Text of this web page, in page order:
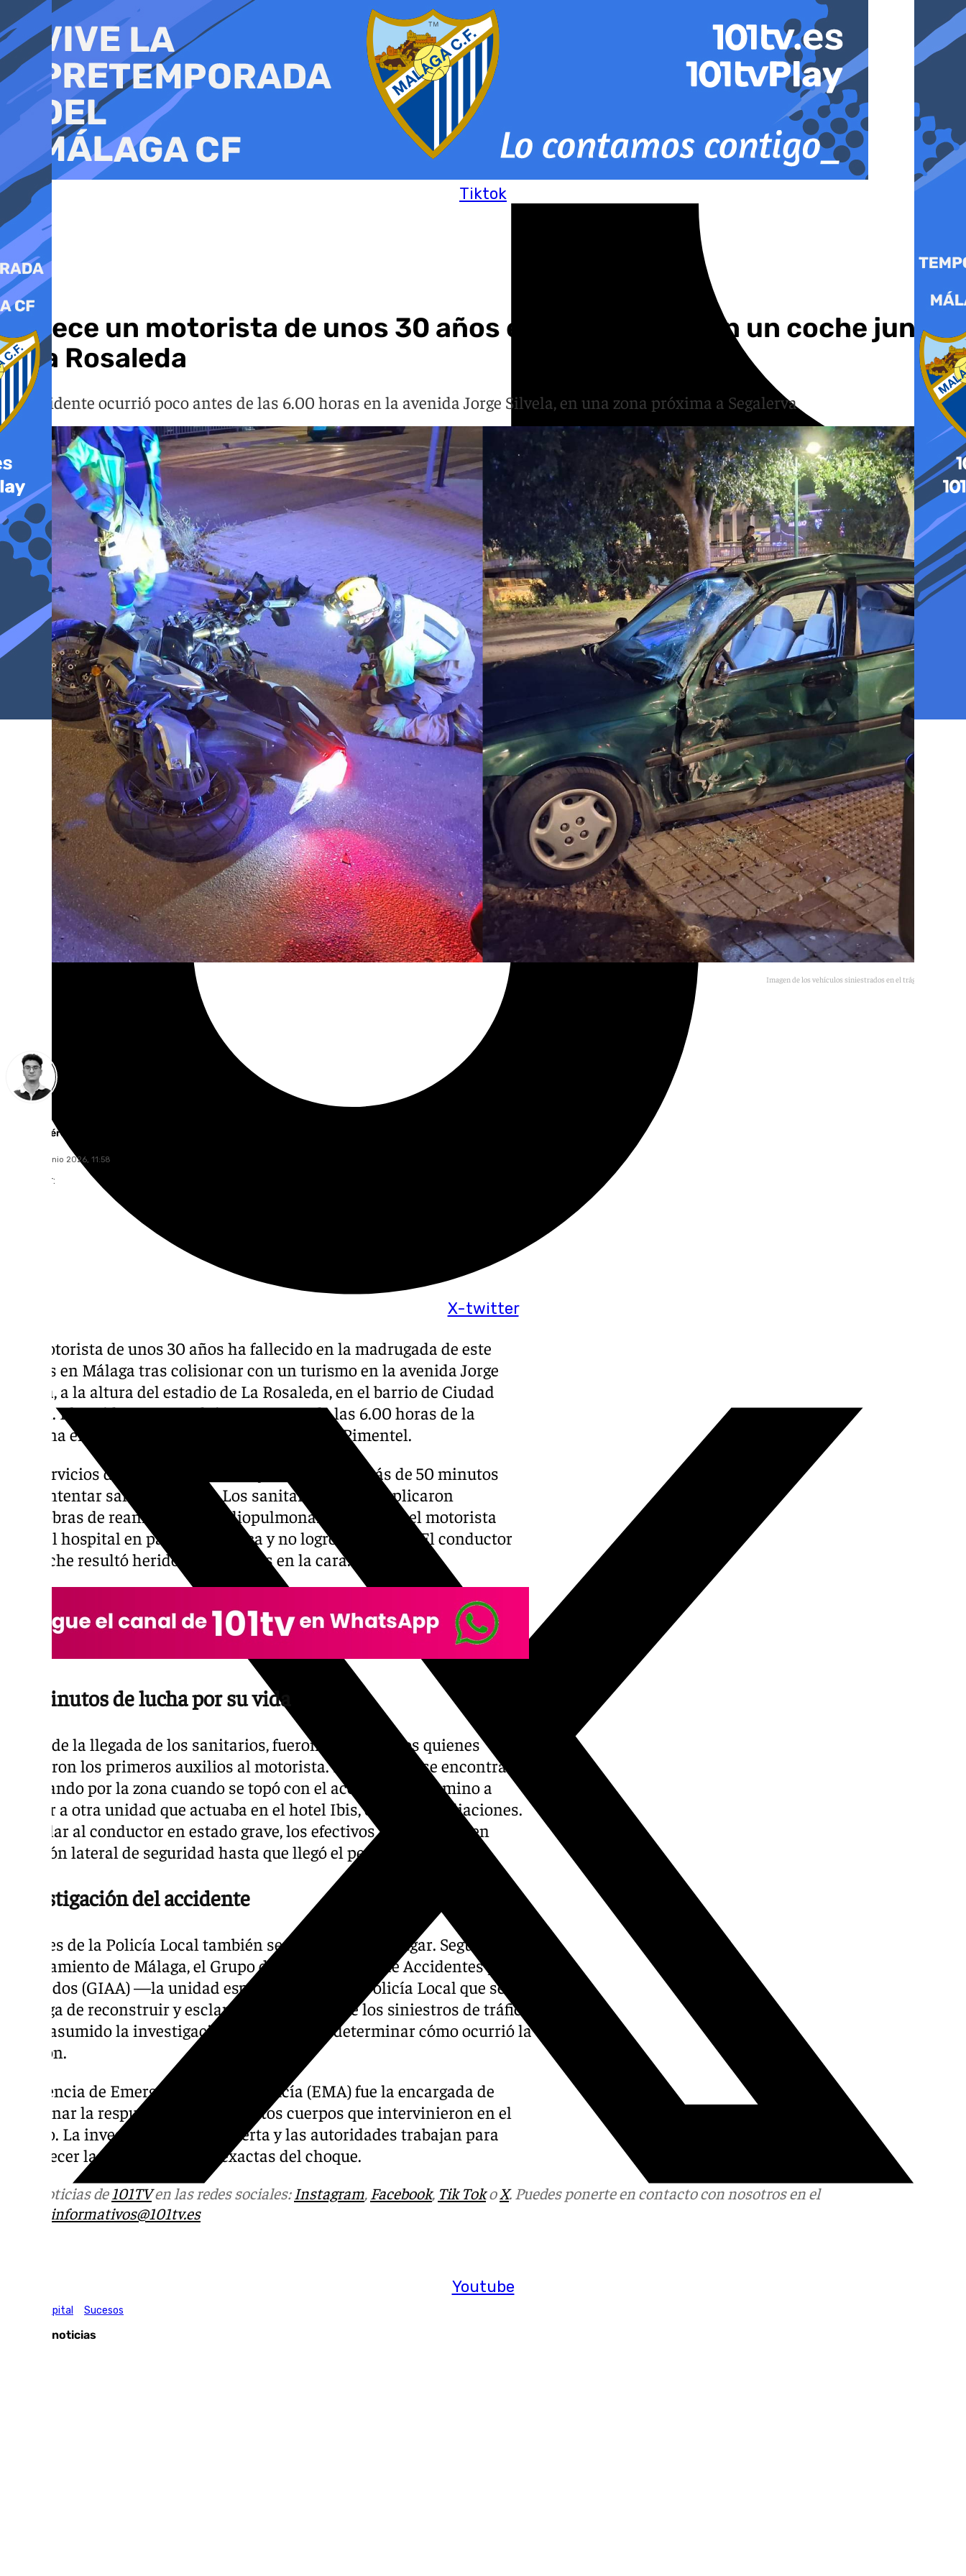
al
contenido
Tiktok
X-twitter
Youtube
Sucesos
Fallece un motorista de unos 30 años en un choque con un coche junto
a La Rosaleda
El accidente ocurrió poco antes de las 6.00 horas en la avenida Jorge Silvela, en una zona próxima a Segalerva
Imagen de los vehículos siniestrados en el trágico accidente.
Ignacio Pérez
martes, 2 junio 2026, 11:58
Compartir:
Un motorista de unos 30 años ha fallecido en la madrugada de este
martes en Málaga tras colisionar con un turismo en la avenida Jorge
Silvela, a la altura del estadio de La Rosaleda, en el barrio de Ciudad
Jardín. El accidente se produjo poco antes de las 6.00 horas de la
mañana en el cruce con la calle Fray Domingo Pimentel.
Los servicios de emergencias trabajaron durante más de 50 minutos
para intentar salvarle la vida. Los sanitarios del 061 aplicaron
maniobras de reanimación cardiopulmonar (RCP), pero el motorista
llegó al hospital en parada cardíaca y no logró sobrevivir. El conductor
del coche resultó herido con lesiones en la cara.
50 minutos de lucha por su vida
Antes de la llegada de los sanitarios, fueron los bomberos quienes
prestaron los primeros auxilios al motorista. La dotación se encontraba
circulando por la zona cuando se topó con el accidente de camino a
relevar a otra unidad que actuaba en el hotel Ibis, en las inmediaciones.
Al hallar al conductor en estado grave, los efectivos lo colocaron en
posición lateral de seguridad hasta que llegó el personal del 061.
Investigación del accidente
Agentes de la Policía Local también se desplazaron al lugar. Según el
Ayuntamiento de Málaga, el Grupo de Investigación de Accidentes y
Atestados (GIAA) —la unidad especializada de la Policía Local que se
encarga de reconstruir y esclarecer las causas de los siniestros de tráfico
— ha asumido la investigación del caso para determinar cómo ocurrió la
colisión.
La Agencia de Emergencias de Andalucía (EMA) fue la encargada de
coordinar la respuesta de los distintos cuerpos que intervinieron en el
suceso. La investigación está abierta y las autoridades trabajan para
esclarecer las circunstancias exactas del choque.
Más noticias de101TVen las redes sociales:Instagram, Facebook, Tik TokoX. Puedes ponerte en contacto con nosotros en el
informativos@101tv.es
Málaga Capital
Sucesos
Últimas noticias